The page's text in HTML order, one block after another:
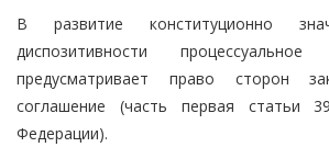
В развитие конституционно
диспозитивности процессуальное
предусматривает право сторон
соглашение (часть первая статьи
Федерации).